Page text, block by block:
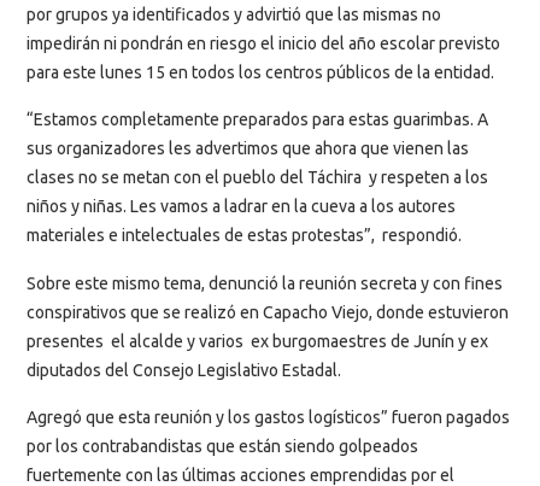
por grupos ya identificados y advirtió que las mismas no
impedirán ni pondrán en riesgo el inicio del año escolar previsto
para este lunes 15 en todos los centros públicos de la entidad.
“Estamos completamente preparados para estas guarimbas. A
sus organizadores les advertimos que ahora que vienen las
clases no se metan con el pueblo del Táchira y respeten a los
niños y niñas. Les vamos a ladrar en la cueva a los autores
materiales e intelectuales de estas protestas”, respondió.
Sobre este mismo tema, denunció la reunión secreta y con fines
conspirativos que se realizó en Capacho Viejo, donde estuvieron
presentes el alcalde y varios ex burgomaestres de Junín y ex
diputados del Consejo Legislativo Estadal.
Agregó que esta reunión y los gastos logísticos” fueron pagados
por los contrabandistas que están siendo golpeados
fuertemente con las últimas acciones emprendidas por el